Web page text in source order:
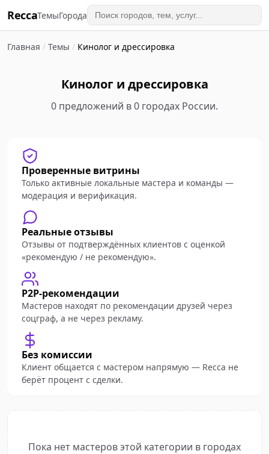
ReccaТемыГорода
Главная / Темы / Кинолог и дрессировка
Кинолог и дрессировка
0 предложений в 0 городах России.
Проверенные витрины
Только активные локальные мастера и команды —
модерация и верификация.
Реальные отзывы
Отзывы от подтверждённых клиентов с оценкой
«рекомендую / не рекомендую».
P2P-рекомендации
Мастеров находят по рекомендации друзей через
соцграф, а не через рекламу.
Без комиссии
Клиент общается с мастером напрямую — Recca не
берёт процент с сделки.
Пока нет мастеров этой категории в городах